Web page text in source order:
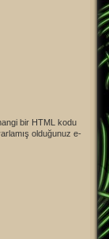
bir HTML kodu
olduğunuz e-